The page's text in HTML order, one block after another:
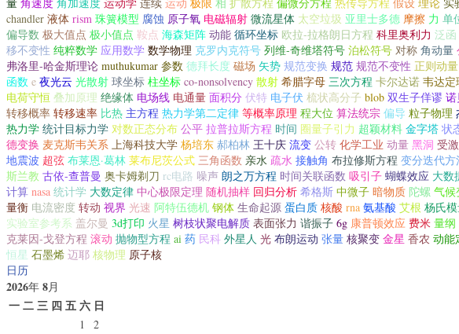
量 角速度 角加速度 运动学 连续 运动 极限 相 扩散方程 偏微分方程 热传导方程 假设 理论 实
chandler 液体 rism 珠簧模型 腐蚀 原子氧 电磁辐射 微流星体 太空垃圾 亚里士多德 摩擦 力 单
偏导数 极大值点 极小值点 鞍点 海森矩阵 动能 循环坐标 欧拉-拉格朗日方程 科里奥利力 泛函
移不变性 纯粹数学 应用数学 数学物理 克罗内克符号 列维-奇维塔符号 泊松符号 对称 角动量
弗洛里-哈金斯理论 muthukumar 参数 德拜长度 磁场 矢势 规范变换 规范 规范不变性 正则动量
函数 e 夜光云 光散射 球坐标 柱坐标 co-nonsolvency 散射 希腊字母 三次方程 卡尔达诺 韦达定
电荷守恒 叠加原理 绝缘体 电场线 电通量 面积分 伏特 电子伏 梳状高分子 blob 双生子佯谬 诺
转移概率 转移速率 比热 主方程 热力学第二定律 等概率原理 程大位 算法统宗 偏导 粒子物理
热力学 统计目标力学 对数正态分布 公平 拉普拉斯方程 时间 圈量子引力 超颖材料 金字塔 状
德变换 麦克斯韦关系 上海科技大学 杨培东 郝柏林 王十庆 流变 公转 化学工业 动量 黑洞 受
地震波 超弦 布莱恩·葛林 莱布尼茨公式 三角函数 亲水 疏水 接触角 布拉修斯方程 变分迭代方
斯兰教 古依-查普曼 奥卡姆剃刀 rc电路 噪声 朗之万方程 时间关联函数 吸引子 蝴蝶效应 大数
计算 nasa 统计学 大数定律 中心极限定理 随机抽样 回归分析 希格斯 中微子 暗物质 陀螺 气候
量衡 电流密度 转动 视界 光速 阿特伍德机 钢体 生命起源 蛋白质 核酸 rna 氨基酸 艾根 杨氏
实验室参考系 盖尔曼 3d打印 火星 树枝状聚电解质 表面张力 谐振子 6g 康普顿效应 费米 量纲
克莱因-戈登方程 滚动 抛物型方程 ai 药 民科 外星人 光 布朗运动 张量 核聚变 金星 香农 动能
恒星 石墨烯 迈耶 核物理 原子核
日历
2026年 8月
一二三 四五六 日
1 2